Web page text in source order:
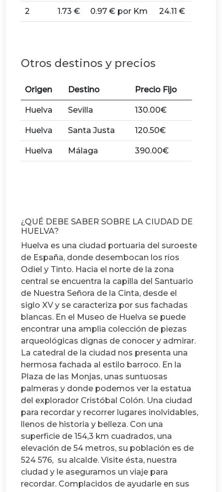
2 1.73 € 0.97 € por Km 24.11 €
Otros destinos y precios
Origen Destino Precio Fijo
Huelva Sevilla 130.00€
Huelva Santa Justa 120.50€
Huelva Málaga 390.00€
¿QUÉ DEBE SABER SOBRE LA CIUDAD DE
HUELVA?
Huelva es una ciudad portuaria del suroeste
de España, donde desembocan los ríos
Odiel y Tinto. Hacia el norte de la zona
central se encuentra la capilla del Santuario
de Nuestra Señora de la Cinta, desde el
siglo XV y se caracteriza por sus fachadas
blancas. En el Museo de Huelva se puede
encontrar una amplia colección de piezas
arqueológicas dignas de conocer y admirar.
La catedral de la ciudad nos presenta una
hermosa fachada al estilo barroco. En la
Plaza de las Monjas, unas suntuosas
palmeras y donde podemos ver la estatua
del explorador Cristóbal Colón. Una ciudad
para recordar y recorrer lugares inolvidables,
llenos de historia y belleza. Con una
superficie de 154,3 km cuadrados, una
elevación de 54 metros, su población es de
524 576, su alcalde. Visite ésta, nuestra
ciudad y le aseguramos un viaje para
recordar. Complacidos de ayudarle en sus